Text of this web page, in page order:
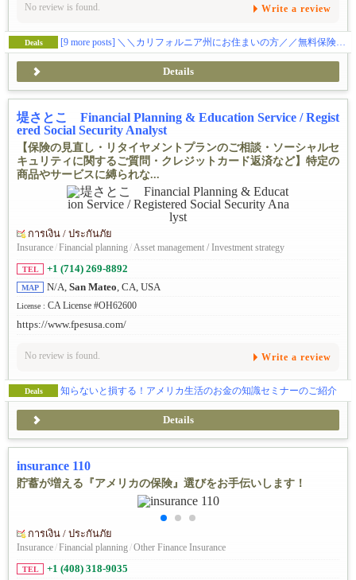
No review is found. Write a review
Deals [9 more posts] ＼＼カリフォルニア州にお住まいの方／／無料保険相談してみませんか？
Details
堤さとこ Financial Planning & Education Service / Regist
ered Social Security Analyst
【保険の見直し・リタイヤメントプランのご相談・ソーシャルセ
キュリティに関するご質問・クレジットカード返済など】特定の
商品やサービスに縛られな...
การเงิน / ประกันภัย
Insurance/Financial planning/Asset management / Investment strategy
TEL +1 (714) 269-8892
MAP N/A, San Mateo, CA, USA
License : CA License #OH62600
https://www.fpesusa.com/
No review is found. Write a review
Deals 知らないと損する！アメリカ生活のお金の知識セミナーのご紹介
Details
insurance 110
貯蓄が増える『アメリカの保険』選びをお手伝いします！
การเงิน / ประกันภัย
Insurance/Financial planning/Other Finance Insurance
TEL +1 (408) 318-9035